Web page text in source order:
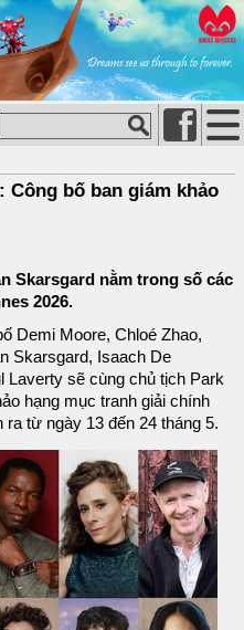
Công bố ban giám khảo
Skarsgard nằm trong số các
2026.
Demi Moore, Chloé Zhao,
Skarsgard, Isaach De
Laverty sẽ cùng chủ tịch Park
hạng mục tranh giải chính
từ ngày 13 đến 24 tháng 5.